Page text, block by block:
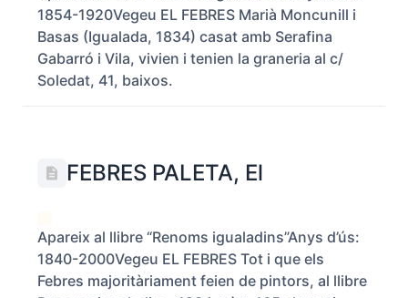
1854-1920Vegeu EL FEBRES Marià Moncunill i
Basas (Igualada, 1834) casat amb Serafina
Gabarró i Vila, vivien i tenien la graneria al c/
Soledat, 41, baixos.
FEBRES PALETA, El
Apareix al llibre “Renoms igualadins”Anys d’ús:
1840-2000Vegeu EL FEBRES Tot i que els
Febres majoritàriament feien de pintors, al llibre